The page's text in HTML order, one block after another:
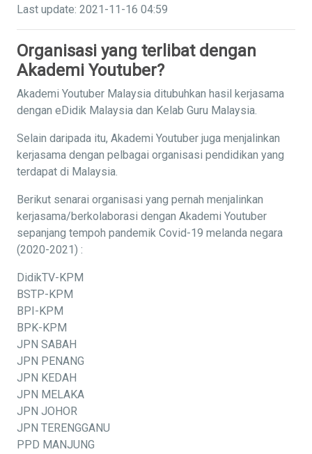
Last update: 2021-11-16 04:59
Organisasi yang terlibat dengan
Akademi Youtuber?
Akademi Youtuber Malaysia ditubuhkan hasil kerjasama
dengan eDidik Malaysia dan Kelab Guru Malaysia.
Selain daripada itu, Akademi Youtuber juga menjalinkan
kerjasama dengan pelbagai organisasi pendidikan yang
terdapat di Malaysia.
Berikut senarai organisasi yang pernah menjalinkan
kerjasama/berkolaborasi dengan Akademi Youtuber
sepanjang tempoh pandemik Covid-19 melanda negara
(2020-2021) :
DidikTV-KPM
BSTP-KPM
BPI-KPM
BPK-KPM
JPN SABAH
JPN PENANG
JPN KEDAH
JPN MELAKA
JPN JOHOR
JPN TERENGGANU
PPD MANJUNG